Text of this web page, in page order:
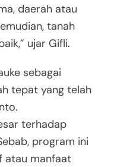
daerah atau
tanah
ujar Gifli.
sebagai
tepat yang telah
terhadap
program ini
atau manfaat